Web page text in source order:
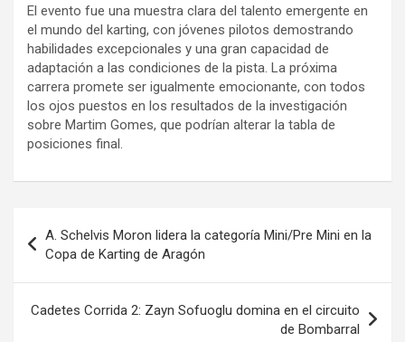
El evento fue una muestra clara del talento emergente en
el mundo del karting, con jóvenes pilotos demostrando
habilidades excepcionales y una gran capacidad de
adaptación a las condiciones de la pista. La próxima
carrera promete ser igualmente emocionante, con todos
los ojos puestos en los resultados de la investigación
sobre Martim Gomes, que podrían alterar la tabla de
posiciones final.
de
entradas
A. Schelvis Moron lidera la categoría Mini/Pre Mini en la
Copa de Karting de Aragón
Cadetes Corrida 2: Zayn Sofuoglu domina en el circuito
de Bombarral